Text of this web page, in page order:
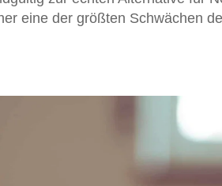
eine der größten Schwächen